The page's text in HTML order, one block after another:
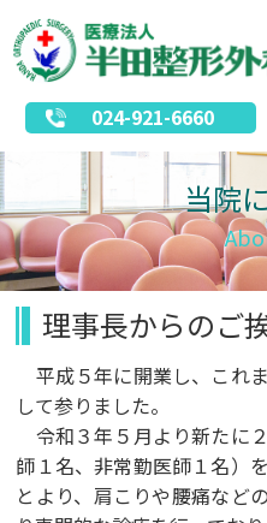
024-921-6660
当院
理事長からのご
平成５年に開業し、これ
して参りました。
令和３年５月より新たに
師１名、非常勤医師１名）
とより、肩こりや腰痛など